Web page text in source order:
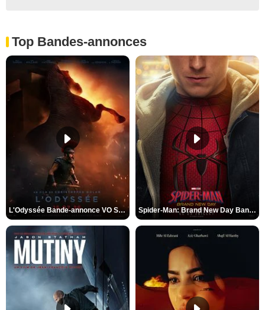
Top Bandes-annonces
L'Odyssée Bande-annonce VO STFR Spider-Man: Brand New Day Bande-annonce VO STFR